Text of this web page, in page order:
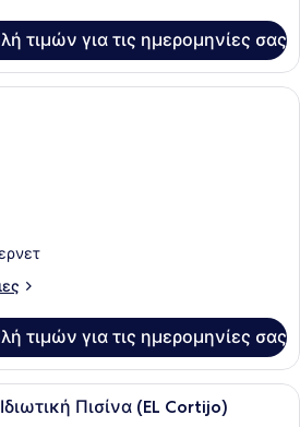
τιμών για τις ημερομηνίες σας
Ένας καναπές από μπαμπού με
τιμών για τις ημερομηνίες σας
Ένα ευρύχωρο σαλόνι με τζάκι,
Πισίνα (EL Cortijo)